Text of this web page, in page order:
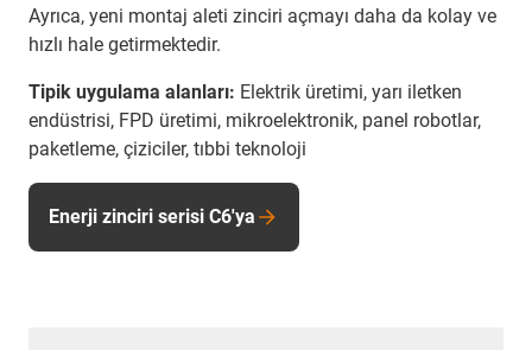
Ayrıca, yeni montaj aleti zinciri açmayı daha da kolay ve
hızlı hale getirmektedir.
Tipik uygulama alanları: Elektrik üretimi, yarı iletken
endüstrisi, FPD üretimi, mikroelektronik, panel robotlar,
paketleme, çiziciler, tıbbi teknoloji
Enerji zinciri serisi C6'ya